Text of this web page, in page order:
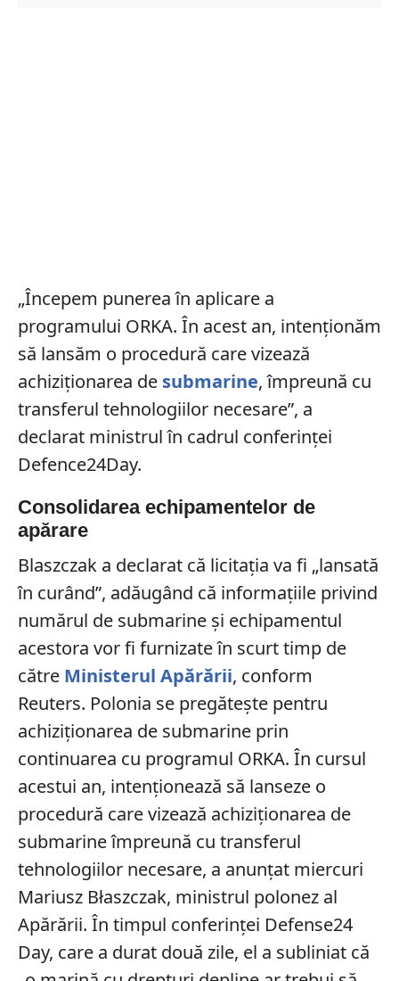
„Începem punerea în aplicare a
programului ORKA. În acest an, intenționăm
să lansăm o procedură care vizează
achiziționarea de submarine, împreună cu
transferul tehnologiilor necesare”, a
declarat ministrul în cadrul conferinței
Defence24Day.
Consolidarea echipamentelor de
apărare
Blaszczak a declarat că licitația va fi „lansată
în curând”, adăugând că informațiile privind
numărul de submarine și echipamentul
acestora vor fi furnizate în scurt timp de
către Ministerul Apărării, conform
Reuters. Polonia se pregătește pentru
achiziționarea de submarine prin
continuarea cu programul ORKA. În cursul
acestui an, intenționează să lanseze o
procedură care vizează achiziționarea de
submarine împreună cu transferul
tehnologiilor necesare, a anunțat miercuri
Mariusz Błaszczak, ministrul polonez al
Apărării. În timpul conferinței Defense24
Day, care a durat două zile, el a subliniat că